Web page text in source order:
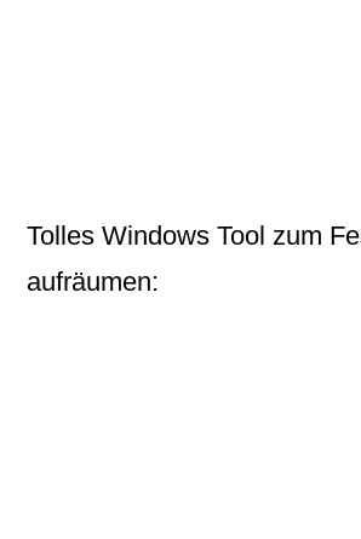
TollesWindows Tool zum
aufräumen: